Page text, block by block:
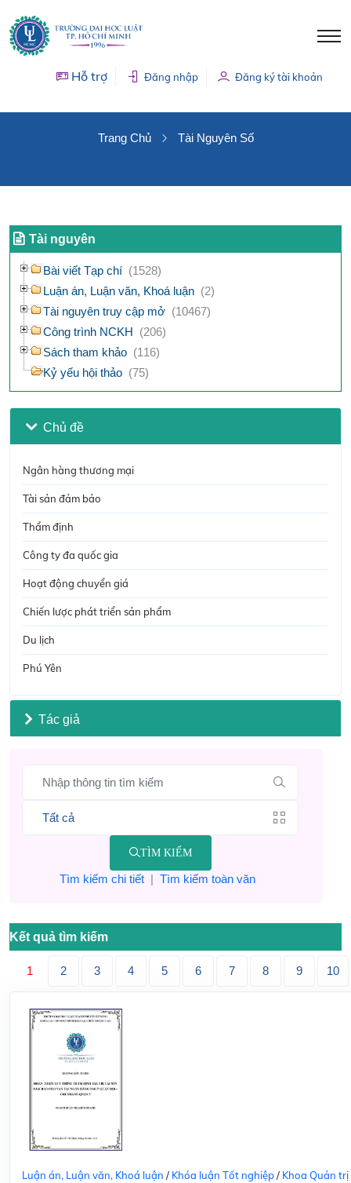
Hỗ trợ Đăng nhập Đăng ký tài khoản
Trang Chủ Tài Nguyên Số
Tài nguyên
Bài viết Tạp chí (1528)
Luận án, Luận văn, Khoá luận (2)
Tài nguyên truy cập mở (10467)
Công trình NCKH (206)
Sách tham khảo (116)
Kỷ yếu hội thảo (75)
Chủ đề
Ngân hàng thương mại
Tài sản đảm bảo
Thẩm định
Công ty đa quốc gia
Hoạt động chuyển giá
Chiến lược phát triển sản phẩm
Du lịch
Phú Yên
Tác giả
TÌM KIẾM
Tìm kiếm chi tiết| Tìm kiếm toàn văn
Kết quả tìm kiếm
1 2 3 4 5 6 7 8 9 10
Luận án, Luận văn, Khoá luận / Khóa luận Tốt nghiệp/ Khoa Quản trị